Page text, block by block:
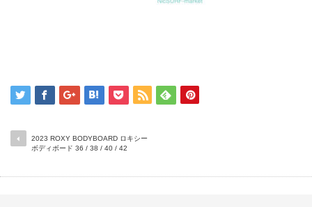
2023 ROXY BODYBOARD ロキシー
ボディボード 36 / 38 / 40 / 42